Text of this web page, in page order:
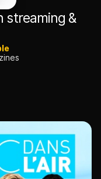
streaming &